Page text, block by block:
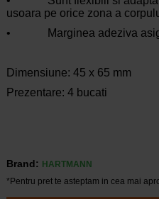
usoara pe orice zona a
• Marginea adeziva
Dimensiune: 45 x 65 mm
Prezentare: 4 bucati
Brand:
HARTMANN
*Pentru pret te asteptam in cea mai